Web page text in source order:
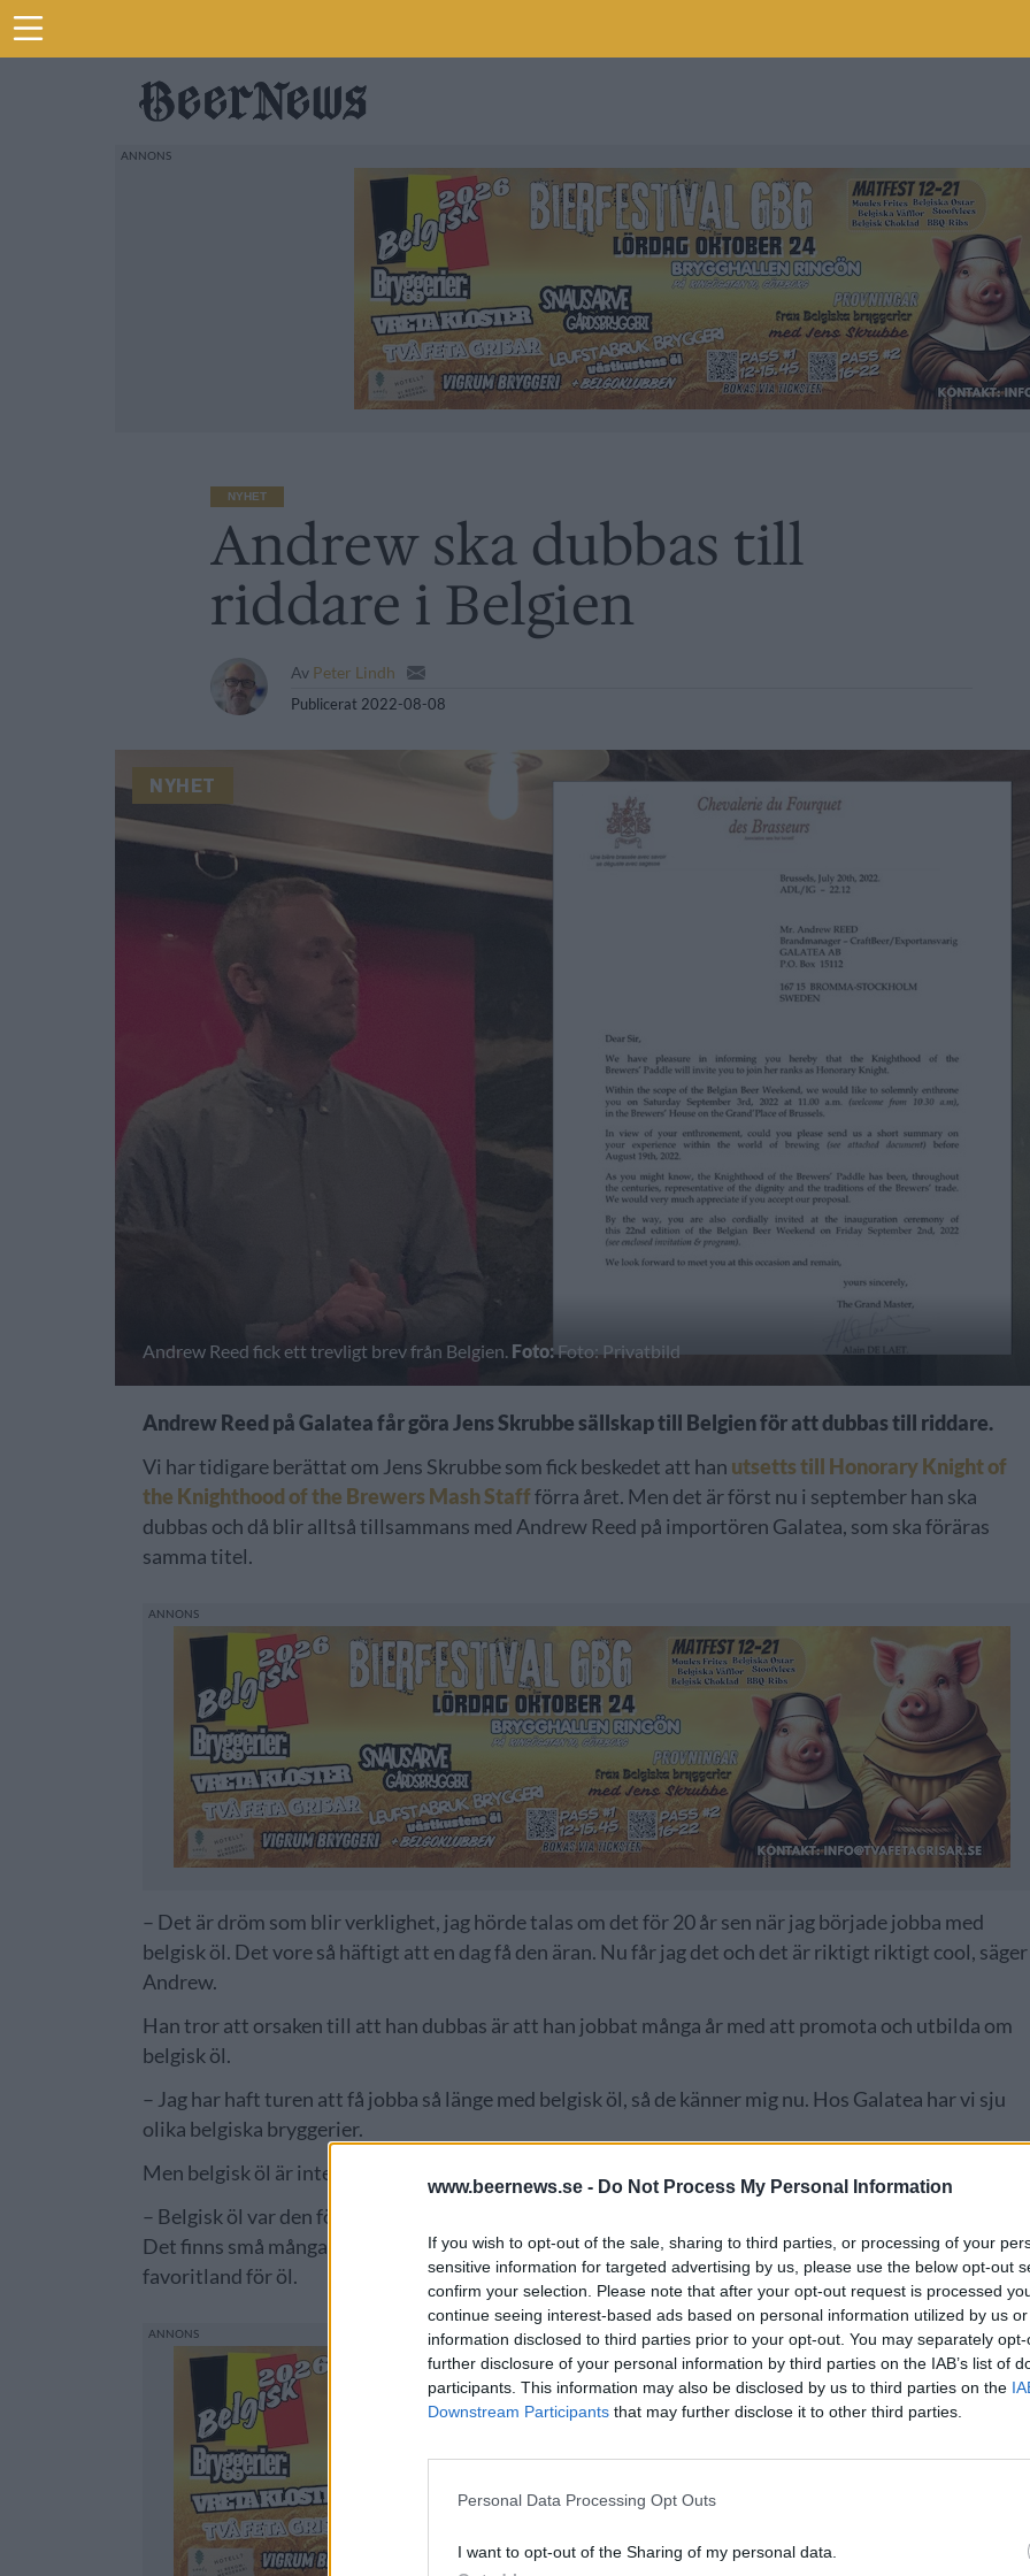
www.beernews.se - Do Not Process My Personal Information
If you wish to opt-out of the sale, sharing to third parties, or processing of your
sensitive information for targeted advertising by us, please use the below opt-out
confirm your selection. Please note that after your opt-out request is processed
continue seeing interest-based ads based on personal information utilized by us
information disclosed to third parties prior to your opt-out. You may separately
further disclosure of your personal information by third parties on the IAB’s list of
participants. This information may also be disclosed by us to third parties on the
Downstream Participants that may further disclose it to other third parties.
Personal Data Processing Opt Outs
I want to opt-out of the Sharing of my personal data.
NYHET
Andrew ska dubbas till
riddare i Belgien
Av Peter Lindh
Publicerat 2022-08-08
NYHET
Andrew Reed fick ett trevligt brev från Belgien. Foto:Foto: Privatbild
Andrew Reed på Galatea får göra Jens Skrubbe sällskap till Belgien för att dubbas till riddare.
Vi har tidigare berättat om Jens Skrubbe som fick beskedet att han utsetts till Honorary Knight of
the Knighthood of the Brewers Mash Staffförra året. Men det är först nu i september han ska
dubbas och då blir alltså tillsammans med Andrew Reed på importören Galatea, som ska föräras
samma titel.
– Det är dröm som blir verklighet, jag hörde talas om det för 20 år sen när jag började jobba med
belgisk öl. Det vore så häftigt att en dag få den äran. Nu får jag det och det är riktigt riktigt cool, säger
Andrew.
Han tror att orsaken till att han dubbas är att han jobbat många år med att promota och utbilda om
belgisk öl.
– Jag har haft turen att få jobba så länge med belgisk öl, så de känner mig nu. Hos Galatea har vi sju
olika belgiska bryggerier.
Men belgisk öl är inte bara arbete, om Andrew ska rangordna ölländer så kommer Belgien först.
– Belgisk öl var den första kategorin som jag förälskade mig och den har varit i topp för mig sen dess.
Det finns små många olika stilar, arvet och den kärlek och omsorgen om ölen gör det till mitt
favoritland för öl.